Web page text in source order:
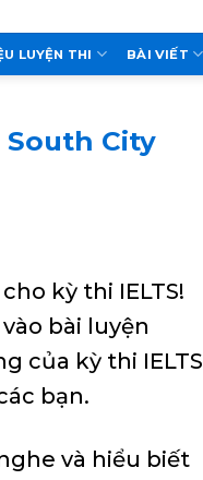
LUYỆN THI BÀI VIẾT
South City
kỳ thi IELTS!
bài luyện
của kỳ thi IELTS
bạn.
và hiểu biết